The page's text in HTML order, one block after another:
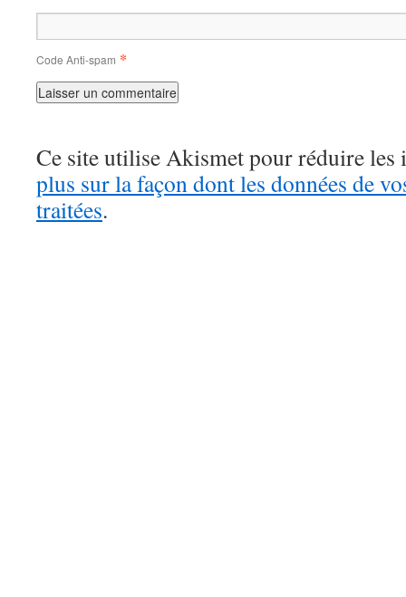
Code Anti-spam *
Ce site utilise Akismet pour réduire les
plus sur la façon dont les données de
traitées.